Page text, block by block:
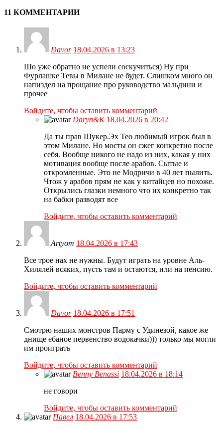
11 КОММЕНТАРИИ
Davor 18.04.2026 в 13:23
Шо уже обратно не успели соскучиться) Ну при
Фурлашке Тевы в Милане не будет. Слишком много он
напиздел на прощание про руководство мальдини и
прочее
Войдите, чтобы оставить комментарий
Daryn&K 18.04.2026 в 20:42
Да ты прав Шукер.Эх Тео любимый игрок был в
этом Милане. Но мосты он сжег конкретно после
себя. Вообще никого не надо из них, какая у них
мотивация вообще после арабов. Сытые и
откромленные. Это не Модричи в 40 лет пылить.
Чтож у арабов прям не как у китайцев но похоже.
Открылись глазки немного что их конкретно так
на бабки разводят все
Войдите, чтобы оставить комментарий
Artyom 18.04.2026 в 17:43
Все трое нах не нужны. Будут играть на уровне Аль-
Хилялей всяких, пусть там и остаются, или на пенсию.
Войдите, чтобы оставить комментарий
Davor 18.04.2026 в 17:51
Смотрю наших монстров Парму с Удинезой, какое же
днище ебаное первенство водокачки))) только мы могли
им проиграть
Войдите, чтобы оставить комментарий
Benny Benassi 18.04.2026 в 18:14
не говори
Войдите, чтобы оставить комментарий
Павел 18.04.2026 в 17:53